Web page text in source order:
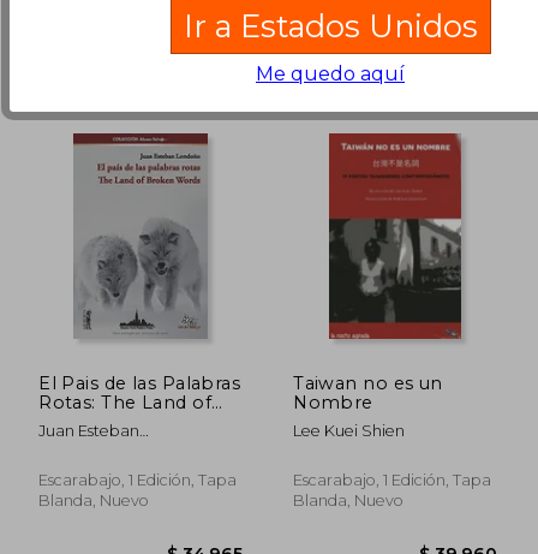
Rápido
El Pais de las Palabras
Rotas: The Land of
Broken Words
Juan Esteban
Escarabajo, 1 Edición, Tapa
Blanda, Nuevo
Taiwan no es un
Nombre
Lee Kuei Shien
Escarabajo, 1 Edición, Tapa
Blanda, Nuevo
Ir a Estados Unidos
Me quedo aquí